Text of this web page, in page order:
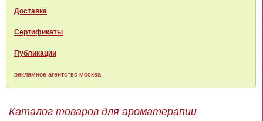
Доставка
Сертификаты
Публикации
рекламное агентство москва
Каталог товаров для ароматерапии